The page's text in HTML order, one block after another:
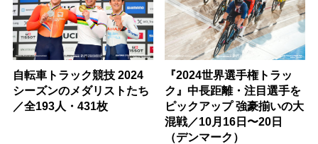
自転車トラック競技 2024
シーズンのメダリストたち
／全193人・431枚
『2024世界選手権トラッ
ク』中長距離・注目選手を
ピックアップ 強豪揃いの大
混戦／10月16日〜20日
（デンマーク）